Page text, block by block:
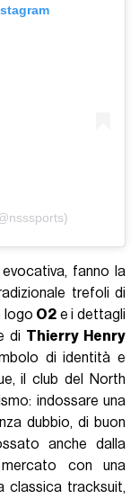
fanno la
trefoli di
logo O2 e i dettagli
di Thierry Henry
di identità e
il club del North
indossare una
dubbio, di buon
anche dalla
con una
classica tracksuit,